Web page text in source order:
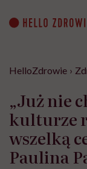
content
HelloZdrowie ›
„Już nie
kulturze
wszelką
Paulina